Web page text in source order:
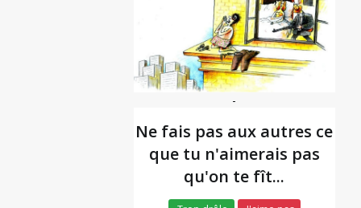
-
Ne fais pas aux autres ce
que tu n'aimerais pas
qu'on te fît...